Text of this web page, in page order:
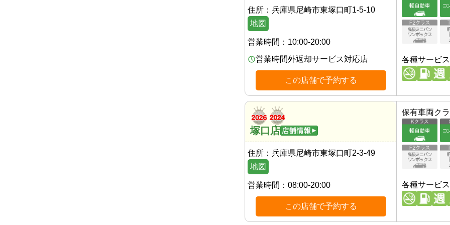
住所： 兵庫県尼崎市東塚口町1-5-10
地図
営業時間： 10:00-20:00
営業時間外返却サービス対応店
この店舗で予約する
各種サービス
塚口店
住所： 兵庫県尼崎市東塚口町2-3-49
地図
営業時間： 08:00-20:00
この店舗で予約する
保有車両ク
各種サービス